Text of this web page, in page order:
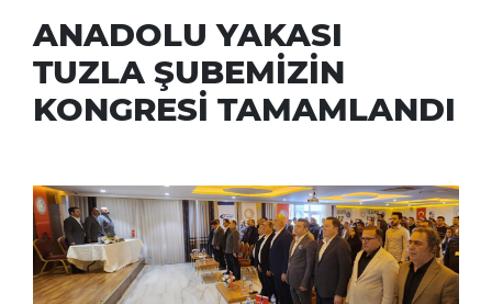
ANADOLU YAKASI
TUZLA ŞUBEMİZİN
KONGRESİ TAMAMLANDI